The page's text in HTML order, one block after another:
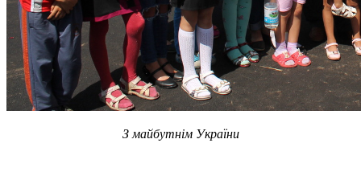
З майбутнім України